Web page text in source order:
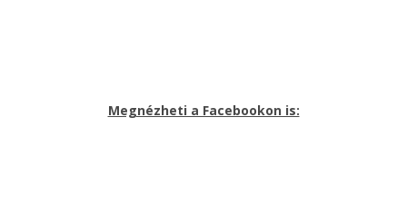
Megnézheti a Facebookon is: